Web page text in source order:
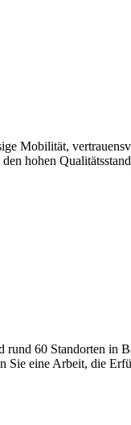
Mobilität,
hohen
60 Standorten in
eine Arbeit, die